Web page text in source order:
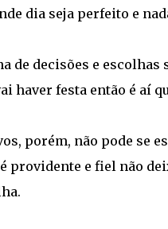
dia seja perfeito e
de decisões e
haver festa então é aí
porém, não pode se
providente e fiel não